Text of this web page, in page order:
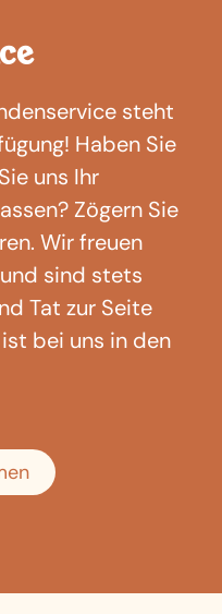
steht
Haben Sie
uns Ihr
Zögern Sie
Wir freuen
sind stets
Tat zur Seite
bei uns in den